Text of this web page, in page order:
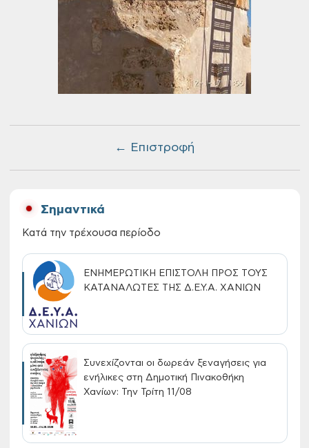
← Επιστροφή
Σημαντικά
Κατά την τρέχουσα περίοδο
ΕΝΗΜΕΡΩΤΙΚΗ ΕΠΙΣΤΟΛΗ ΠΡΟΣ ΤΟΥΣ
ΚΑΤΑΝΑΛΩΤΕΣ ΤΗΣ Δ.Ε.Υ.Α. ΧΑΝΙΩΝ
Συνεχίζονται οι δωρεάν ξεναγήσεις για
ενήλικες στη Δημοτική Πινακοθήκη
Χανίων: Την Τρίτη 11/08